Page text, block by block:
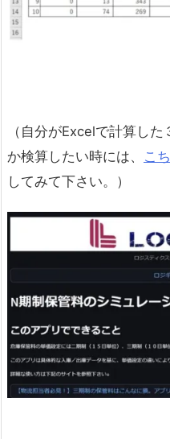
（自分がExcelで計算し
か検算したい時には、 こ
してみて下さい。）